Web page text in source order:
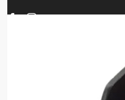
ΟΠΛΑ – ΚΥΝΗΓΙ – ΣΚΟΠΟΒΟΛΗ